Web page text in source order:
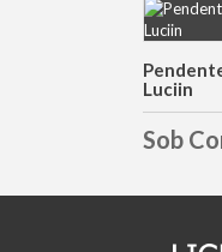
Luciin
Sob